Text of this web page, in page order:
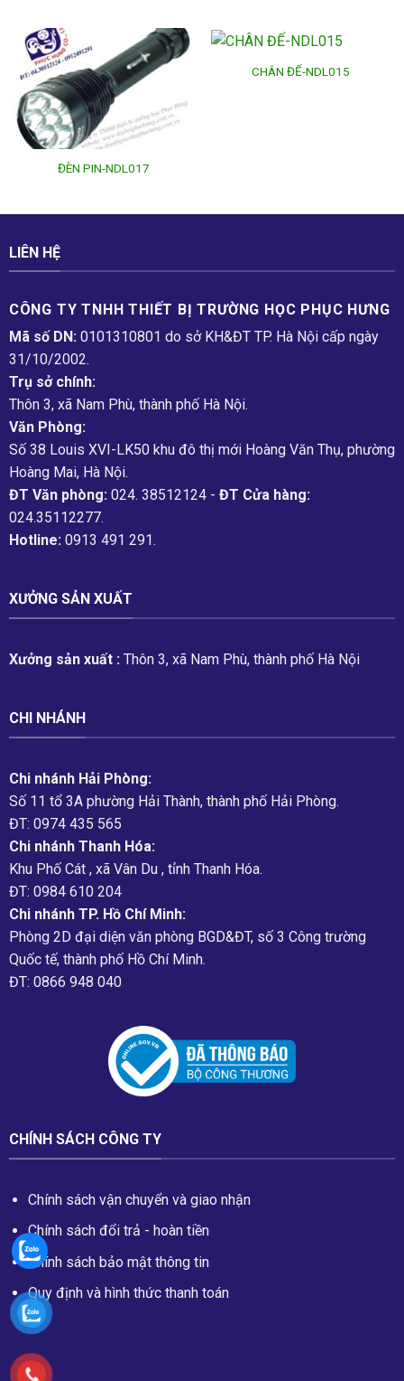
ĐÈN PIN-NDL017
CHÂN ĐẾ-NDL015
LIÊN HỆ
CÔNG TY TNHH THIẾT BỊ TRƯỜNG HỌC PHỤC H­ƯNG
Mã số DN: 0101310801 do sở KH&ĐT TP. Hà Nội cấp ngày
31/10/2002.
Trụ sở chính:
Thôn 3, xã Nam Phù, thành phố Hà Nội.
Văn Phòng:
Số 38 Louis XVI-LK50 khu đô thị mới Hoàng Văn Thụ, phường
Hoàng Mai, Hà Nội.
ĐT Văn phòng:024. 38512124 - ĐT Cửa hàng:
024.35112277.
Hotline:0913 491 291.
XƯỞNG SẢN XUẤT
Xưởng sản xuất :Thôn 3, xã Nam Phù, thành phố Hà Nội
CHI NHÁNH
Chi nhánh Hải Phòng:
Số 11 tổ 3A phường Hải Thành, thành phố Hải Phòng.
ĐT: 0974 435 565
Chi nhánh Thanh Hóa:
Khu Phố Cát , xã Vân Du , tỉnh Thanh Hóa.
ĐT: 0984 610 204
Chi nhánh TP. Hồ Chí Minh:
Phòng 2D đại diện văn phòng BGD&ĐT, số 3 Công trường
Quốc tế, thành phố Hồ Chí Minh.
ĐT: 0866 948 040
CHÍNH SÁCH CÔNG TY
Chính sách vận chuyển và giao nhận
Chính sách đổi trả - hoàn tiền
Chính sách bảo mật thông tin
Quy định và hình thức thanh toán